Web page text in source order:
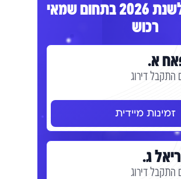
המומלצים לשנת 2026 בתחום שמאי
רכוש
א.
התקבל דירוג
זמינות מיידית
ג.
התקבל דירוג